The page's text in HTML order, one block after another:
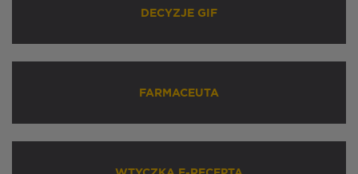
DECYZJE GIF
FARMACEUTA